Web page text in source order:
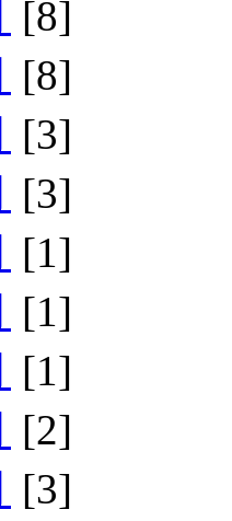
[8]
[8]
[3]
[3]
[1]
[1]
[1]
[2]
[3]